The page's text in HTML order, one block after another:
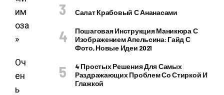
Оч
ен
ь
Салат Крабовый С Ананасами
Пошаговая Инструкция Маникюра С
Изображением Апельсина: Гайд С
Фото, Новые Идеи 2021
4 Простых Решения Для Самых
Раздражающих Проблем Со Стиркой И
Глажкой